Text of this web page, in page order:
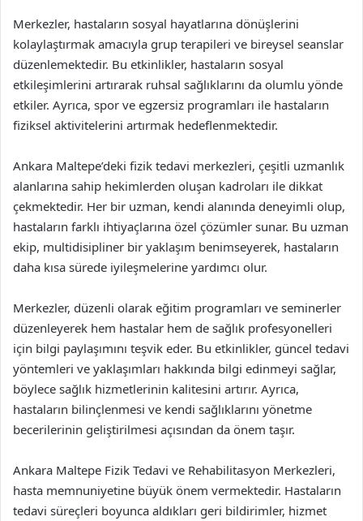
Merkezler, hastaların sosyal hayatlarına dönüşlerini
kolaylaştırmak amacıyla grup terapileri ve bireysel seanslar
düzenlemektedir. Bu etkinlikler, hastaların sosyal
etkileşimlerini artırarak ruhsal sağlıklarını da olumlu yönde
etkiler. Ayrıca, spor ve egzersiz programları ile hastaların
fiziksel aktivitelerini artırmak hedeflenmektedir.
Ankara Maltepe’deki fizik tedavi merkezleri, çeşitli uzmanlık
alanlarına sahip hekimlerden oluşan kadroları ile dikkat
çekmektedir. Her bir uzman, kendi alanında deneyimli olup,
hastaların farklı ihtiyaçlarına özel çözümler sunar. Bu uzman
ekip, multidisipliner bir yaklaşım benimseyerek, hastaların
daha kısa sürede iyileşmelerine yardımcı olur.
Merkezler, düzenli olarak eğitim programları ve seminerler
düzenleyerek hem hastalar hem de sağlık profesyonelleri
için bilgi paylaşımını teşvik eder. Bu etkinlikler, güncel tedavi
yöntemleri ve yaklaşımları hakkında bilgi edinmeyi sağlar,
böylece sağlık hizmetlerinin kalitesini artırır. Ayrıca,
hastaların bilinçlenmesi ve kendi sağlıklarını yönetme
becerilerinin geliştirilmesi açısından da önem taşır.
Ankara Maltepe Fizik Tedavi ve Rehabilitasyon Merkezleri,
hasta memnuniyetine büyük önem vermektedir. Hastaların
tedavi süreçleri boyunca aldıkları geri bildirimler, hizmet